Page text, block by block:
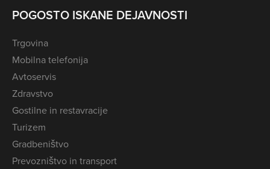
POGOSTO ISKANE DEJAVNOSTI
Trgovina
Mobilna telefonija
Avtoservis
Zdravstvo
Gostilne in restavracije
Turizem
Gradbeništvo
Prevozništvo in transport